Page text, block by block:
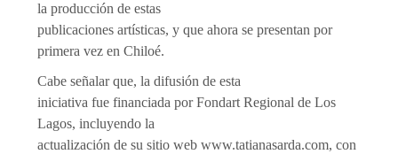
la producción de estas
publicaciones artísticas, y que ahora se presentan por
primera vez en Chiloé.
Cabe señalar que, la difusión de esta
iniciativa fue financiada por Fondart Regional de Los
Lagos, incluyendo la
actualización de su sitio web www.tatianasarda.com, con